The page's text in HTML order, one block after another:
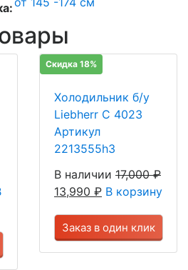
Скидка 18%
Холодильник б/у
Liebherr C 4023
Артикул
2213555h3
В наличии 17,000₽
13,990 ₽ В корзину
Заказ в один клик